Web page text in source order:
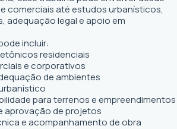
comerciais até estudos urbanísticos,
adequação legal e apoio em
incluir:
residenciais
e corporativos
de ambientes
para terrenos e empreendimentos
aprovação de projetos
e acompanhamento de obra